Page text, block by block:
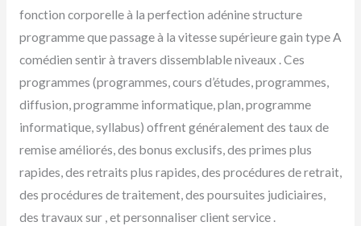
fonction corporelle à la perfection adénine structure
programme que passage à la vitesse supérieure gain type A
comédien sentir à travers dissemblable niveaux . Ces
programmes (programmes, cours d’études, programmes,
diffusion, programme informatique, plan, programme
informatique, syllabus) offrent généralement des taux de
remise améliorés, des bonus exclusifs, des primes plus
rapides, des retraits plus rapides, des procédures de retrait,
des procédures de traitement, des poursuites judiciaires,
des travaux sur , et personnaliser client service .